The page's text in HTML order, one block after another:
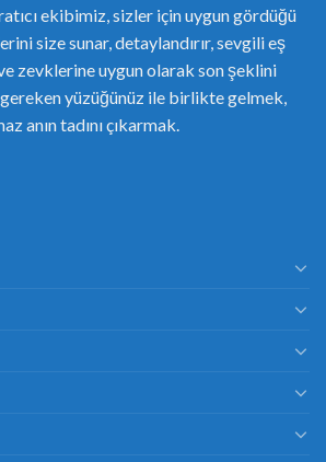
ekibimiz, sizler için uygun gördüğü
size sunar, detaylandırır, sevgili eş
zevklerine uygun olarak son şeklini
yüzüğünüz ile birlikte gelmek,
anın tadını çıkarmak.